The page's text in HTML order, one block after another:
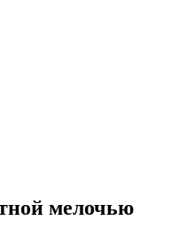
мелочью